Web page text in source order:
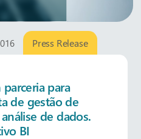
Press Release
para
de gestão de
de dados.
BI